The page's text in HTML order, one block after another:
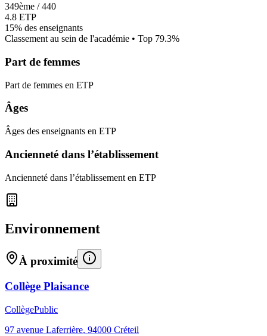
349ème /440
4.8 ETP
15% des enseignants
Classement au sein de l'académie • Top 79.3%
Part de femmes
Part de femmes en ETP
Âges
Âges des enseignants en ETP
Ancienneté dans l’établissement
Ancienneté dans l’établissement en ETP
Environnement
À proximité
Collège Plaisance
CollègePublic
97 avenue Laferrière, 94000 Créteil